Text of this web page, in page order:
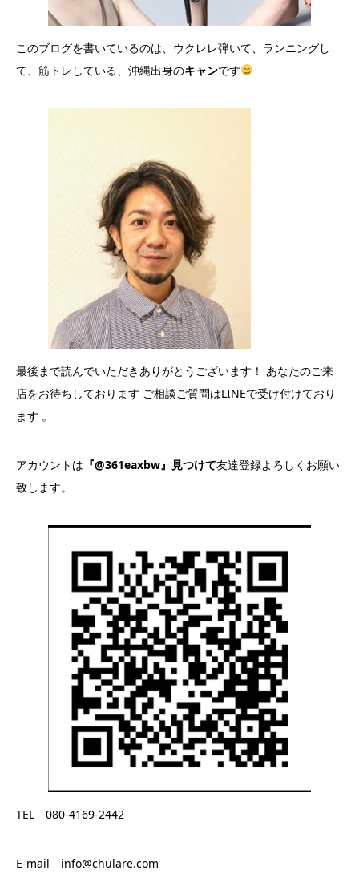
このブログを書いているのは、ウクレレ弾いて、ランニングし
て、筋トレしている、沖縄出身のキャンです
最後まで読んでいただきありがとうございます！ あなたのご来
店をお待ちしております ご相談ご質問はLINEで受け付けており
ます 。
アカウントは 『@361eaxbw』見つけて友達登録よろしくお願い
致します。
TEL 080-4169-2442
E-mail info@chulare.com